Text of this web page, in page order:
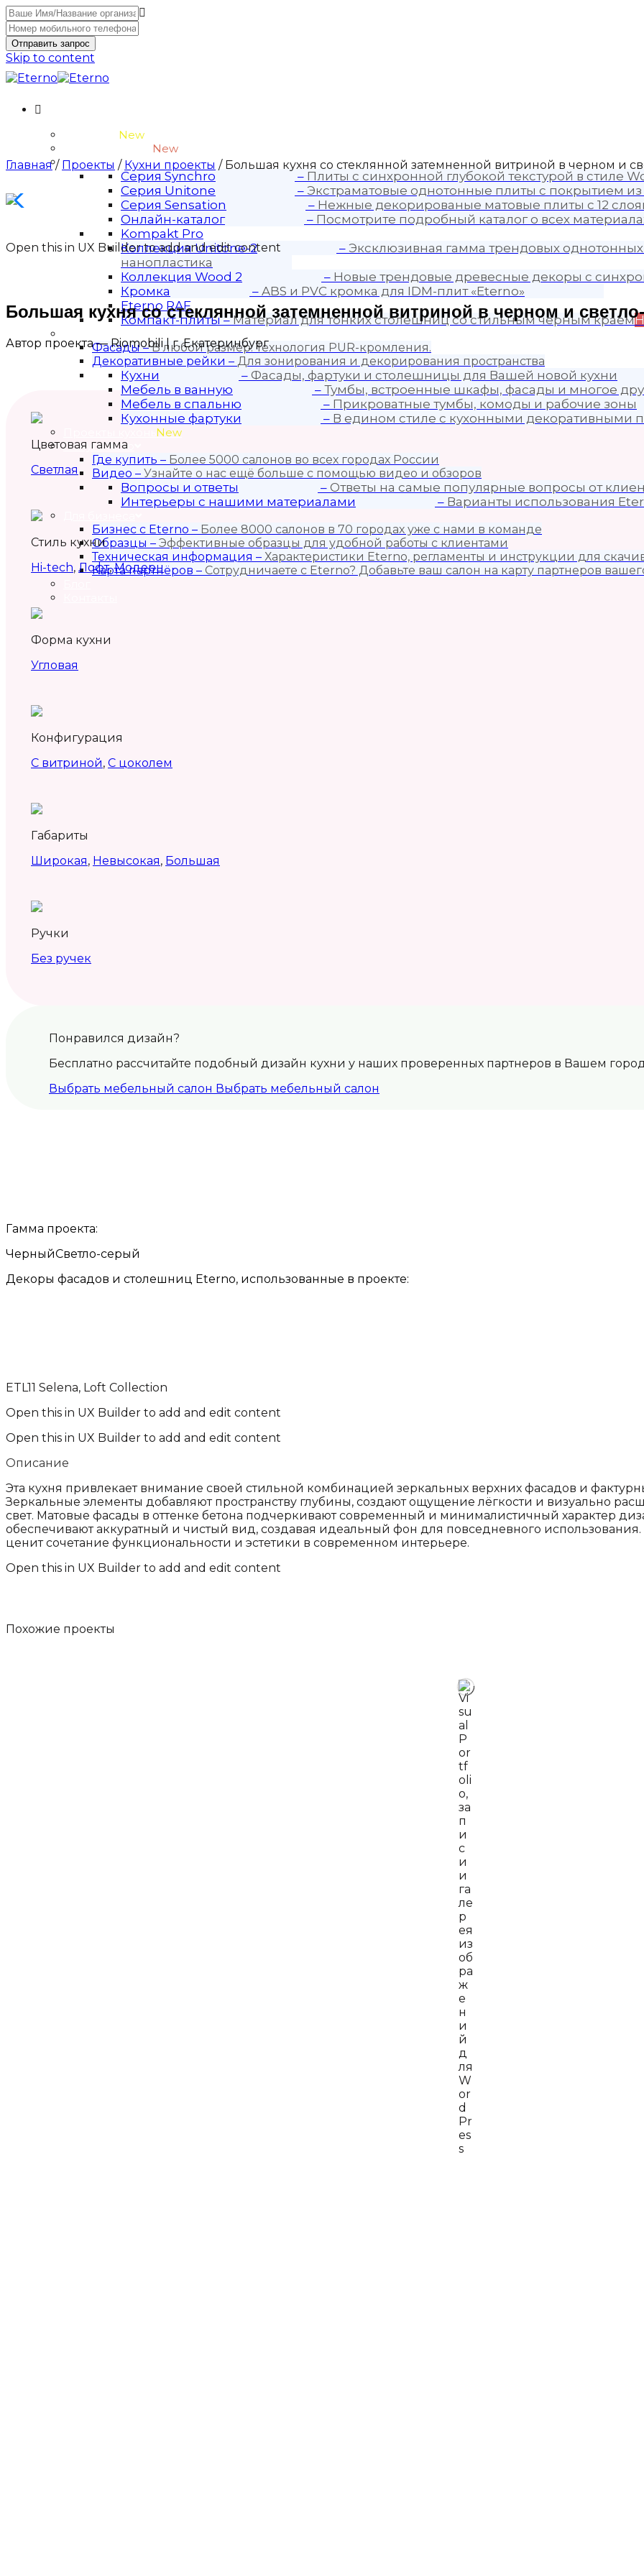
Отправить запрос
Skip to content
New
New
Материалы
Серия Synchro – Плиты с синхронной глубокой текстурой в стиле
Серия Unitone
– Экстраматовые однотонные плиты с покрытием из
Серия Sensation
– Нежные декорированые матовые плиты с 12
Онлайн-каталог
– Посмотрите подробный каталог о всех
Kompakt Pro
Коллекция Unitone-2
– Эксклюзивная гамма трендовых
нанопластика
Коллекция Wood 2
– Новые трендовые древесные декоры с
Кромка
– ABS и PVC кромка для IDM-плит «Eterno»
Eterno RAF
Компакт-плиты–Материал для тонких столешниц со стильным черным краем
Фасады–В любой размер. Технология PUR-кромления.
Декоративные рейки – Для зонирования и декорирования пространства
Кухни – Фасады, фартуки и столешницы для Вашей новой кухни
Мебель в ванную
– Тумбы, встроенные шкафы, фасады и многое
Мебель в спальню
– Прикроватные тумбы, комоды и рабочие зоны
Кухонные фартуки
– В едином стиле с кухонными декоративными
New
Покупателю
Где купить – Более 5000 салонов во всех городах России
Видео – Узнайте о нас ещё больше с помощью видео и обзоров
Вопросы и ответы – Ответы на самые популярные вопросы от
Интерьеры с нашими материалами
– Варианты использования
Бизнес с Eternо – Более 8000 салонов в 70 городах уже с нами в команде
Образцы – Эффективные образцы для удобной работы с клиентами
Техническая информация – Характеристики Eterno, регламенты и инструкции для
Карта партнёров – Сотрудничаете с Eterno? Добавьте ваш салон на карту партнеров
Главная/ Проекты / Кухни проекты / Большая кухня со стеклянной затемненной витриной в черном и
Open this in UX Builder to add and edit content
Большая кухня со стеклянной затемненной витриной в черном и
Автор проекта — Riomobili | г. Екатеринбург
Цветовая гамма
Светлая
Стиль кухни
Hi-tech, Лофт,Модерн
Форма кухни
Угловая
Конфигурация
С витриной, С цоколем
Габариты
Широкая, Невысокая, Большая
Ручки
Без ручек
Понравился дизайн?
Бесплатно рассчитайте подобный дизайн кухни у наших проверенных партнеров в Вашем
Выбрать мебельный салон Выбрать мебельный салон
Гамма проекта:
ЧерныйСветло-серый
Декоры фасадов и столешниц Eterno, использованные в проекте:
ETL11 Selena, Loft Collection
Open this in UX Builder to add and edit content
Open this in UX Builder to add and edit content
Описание
Эта кухня привлекает внимание своей стильной комбинацией зеркальных верхних фасадов и
Зеркальные элементы добавляют пространству глубины, создают ощущение лёгкости и визуально
свет. Матовые фасады в оттенке бетона подчеркивают современный и минималистичный характер
обеспечивают аккуратный и чистый вид, создавая идеальный фон для повседневного использования.
ценит сочетание функциональности и эстетики в современном интерьере.
Open this in UX Builder to add and edit content
Похожие проекты